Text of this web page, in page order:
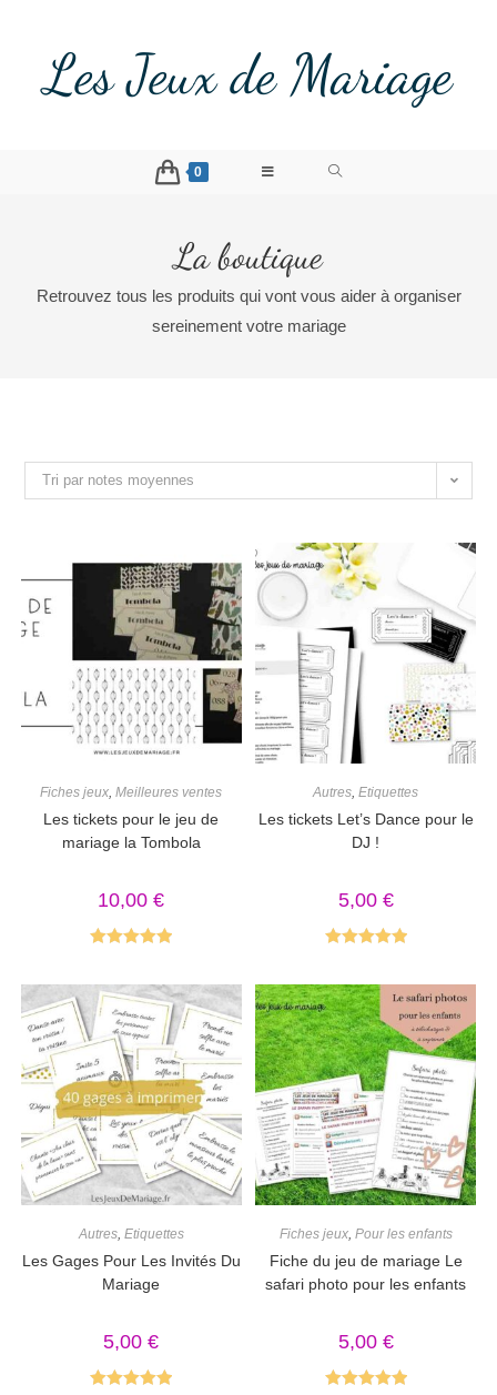
Les Jeux de Mariage
0
La boutique
Retrouvez tous les produits qui vont vous aider à organiser
sereinement votre mariage
Tri par notes moyennes
Fiches jeux,Meilleures ventes
Les tickets pour le jeu de
mariage la Tombola
10,00€
sur 5
Autres,Etiquettes
Les tickets Let’s Dance pour le
DJ !
5,00 €
sur 5
Autres, Etiquettes
Les Gages Pour Les Invités Du
Mariage
5,00€
Fiches jeux, Pour les enfants
Fiche du jeu de mariage Le
safari photo pour les enfants
5,00 €